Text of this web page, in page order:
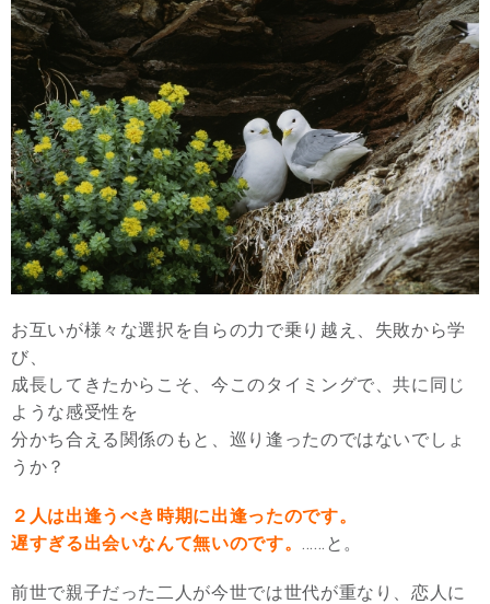
お互いが様々な選択を自らの力で乗り越え、失敗から学
び、
成長してきたからこそ、今このタイミングで、共に同じ
ような感受性を
分かち合える関係のもと、巡り逢ったのではないでしょ
うか？
２人は出逢うべき時期に出逢ったのです。
遅すぎる出会いなんて無いのです。 ……と。
前世で親子だった二人が今世では世代が重なり、恋人に